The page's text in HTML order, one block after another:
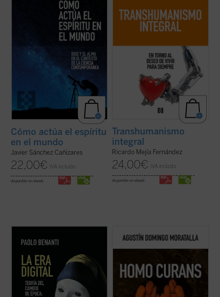
existencia del mal. Una propuesta audaz,
con un estilo a la vez riguroso y ...(ver
Cómo actúa el espíritu
en el mundo
Javier Sánchez Cañizares
22,00€ IVA incluido
disponible en ebook:
tecnológicos.... (ver ficha)
Transhumanismo
integral
Ricardo Mejía Fernández
24,00€ IVA incluido
disponible en ebook:
artificial y ética de las tecnologías, nos
regala un apasionante recorrido a través
veraz y fiable y lasfake news, la robótica,
el transhumanismo y el ...
(ver ficha)
El cuidado generativo requiere ensanchar
los horizontes de la responsabilidad
responden los capítulos de este libro
cuando ...
(ver ficha)